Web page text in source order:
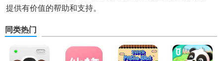
提供有价值的帮助和支持。
同类热门